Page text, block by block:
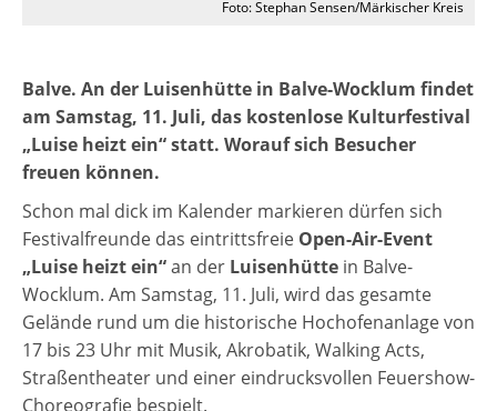
Foto: Stephan Sensen/Märkischer Kreis
Balve. An der Luisenhütte in Balve-Wocklum findet
am Samstag, 11. Juli, das kostenlose Kulturfestival
„Luise heizt ein“ statt. Worauf sich Besucher
freuen können.
Schon mal dick im Kalender markieren dürfen sich
Festivalfreunde das eintrittsfreie Open-Air-Event
„Luise heizt ein“an der Luisenhütte in Balve-
Wocklum. Am Samstag, 11. Juli, wird das gesamte
Gelände rund um die historische Hochofenanlage von
17 bis 23 Uhr mit Musik, Akrobatik, Walking Acts,
Straßentheater und einer eindrucksvollen Feuershow-
Choreografie bespielt.